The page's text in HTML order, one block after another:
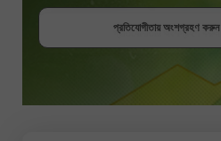
প্রতিযোগীতায় অংশগ্রহণ করুন
প্রতিযোগীতায় অংশগ্রহণ করুন
প্রতিযোগীতায় অংশগ্রহণ করুন